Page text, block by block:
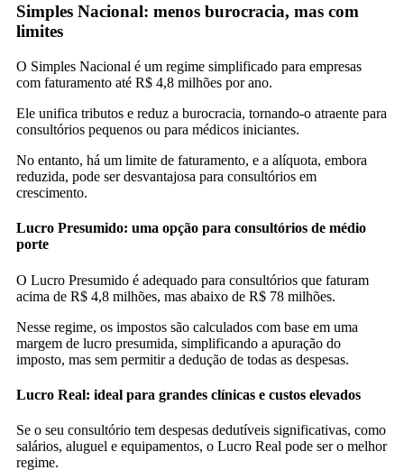
Simples Nacional: menos burocracia, mas com
limites
O Simples Nacional é um regime simplificado para empresas
com faturamento até R$ 4,8 milhões por ano.
Ele unifica tributos e reduz a burocracia, tornando-o atraente para
consultórios pequenos ou para médicos iniciantes.
No entanto, há um limite de faturamento, e a alíquota, embora
reduzida, pode ser desvantajosa para consultórios em
crescimento.
Lucro Presumido: uma opção para consultórios de médio
porte
O Lucro Presumido é adequado para consultórios que faturam
acima de R$ 4,8 milhões, mas abaixo de R$ 78 milhões.
Nesse regime, os impostos são calculados com base em uma
margem de lucro presumida, simplificando a apuração do
imposto, mas sem permitir a dedução de todas as despesas.
Lucro Real: ideal para grandes clínicas e custos elevados
Se o seu consultório tem despesas dedutíveis significativas, como
salários, aluguel e equipamentos, o Lucro Real pode ser o melhor
regime.